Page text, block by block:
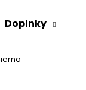
Doplnky